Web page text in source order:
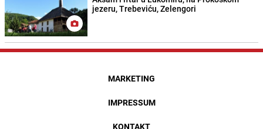
jezeru, Trebeviću, Zelengori
MARKETING
IMPRESSUM
KONTAKT